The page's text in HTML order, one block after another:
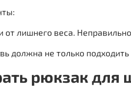
от лишнего веса.
должна не только
рюкзак для